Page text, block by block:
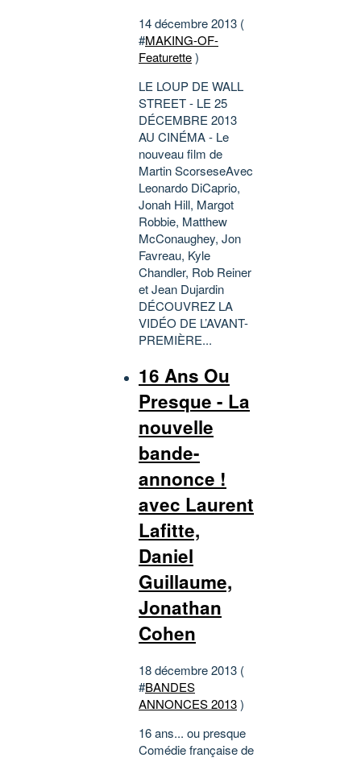
14 décembre 2013 (
#MAKING-OF-
Featurette)
LE LOUP DE WALL
STREET - LE 25
DÉCEMBRE 2013
AU CINÉMA - Le
nouveau film de
Martin ScorseseAvec
Leonardo DiCaprio,
Jonah Hill, Margot
Robbie, Matthew
McConaughey, Jon
Favreau, Kyle
Chandler, Rob Reiner
et Jean Dujardin
DÉCOUVREZ LA
VIDÉO DE L’AVANT-
PREMIÈRE...
16 Ans Ou
Presque - La
nouvelle
bande-
annonce !
avec Laurent
Lafitte,
Daniel
Guillaume,
Jonathan
Cohen
18 décembre 2013 (
#BANDES
ANNONCES 2013)
16 ans... ou presque
Comédie française de